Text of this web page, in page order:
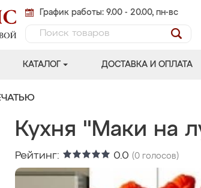
График работы: 9.00 - 20.00, пн-вс
КАТАЛОГ ДОСТАВКА И ОПЛАТА
Кухня "Маки на
Рейтинг: 0.0 (0 голосов)